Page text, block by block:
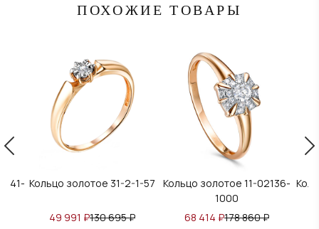
ПОХОЖИЕ ТОВАРЫ
Кольцо золотое 31-2-1-57
49 991 ₽130 695₽
Кольцо золотое 11-02136-
1000
68 414 ₽178 860₽